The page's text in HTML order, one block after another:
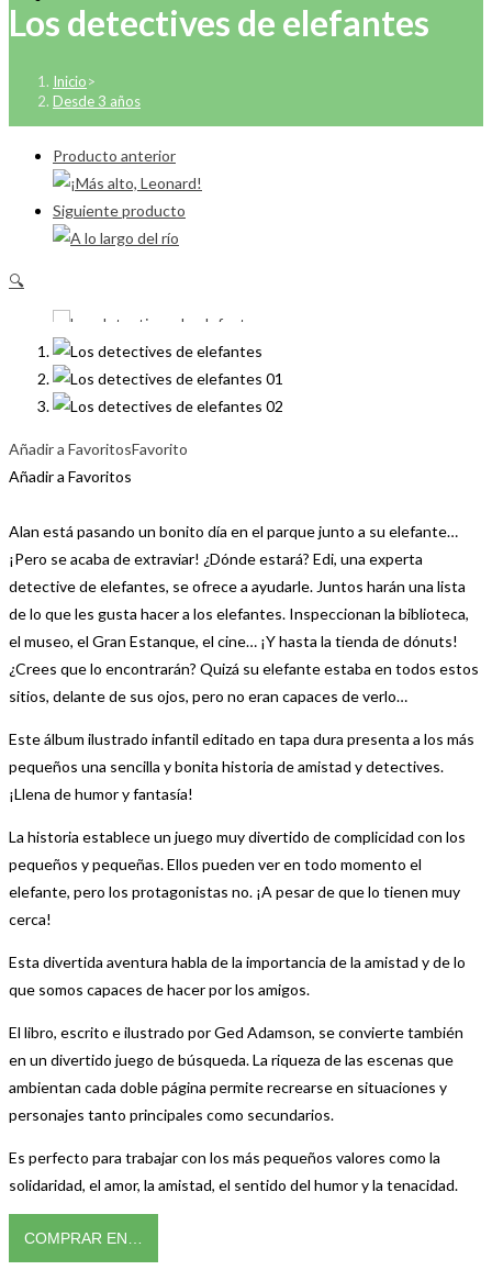
Los detectives de elefantes
Inicio>
Desde 3 años
Producto anterior
Siguiente producto
🔍
Añadir a FavoritosFavorito
Añadir a Favoritos
Alan está pasando un bonito día en el parque junto a su elefante…
¡Pero se acaba de extraviar! ¿Dónde estará? Edi, una experta
detective de elefantes, se ofrece a ayudarle. Juntos harán una lista
de lo que les gusta hacer a los elefantes. Inspeccionan la biblioteca,
el museo, el Gran Estanque, el cine… ¡Y hasta la tienda de dónuts!
¿Crees que lo encontrarán? Quizá su elefante estaba en todos estos
sitios, delante de sus ojos, pero no eran capaces de verlo…
Este álbum ilustrado infantil editado en tapa dura presenta a los más
pequeños una sencilla y bonita historia de amistad y detectives.
¡Llena de humor y fantasía!
La historia establece un juego muy divertido de complicidad con los
pequeños y pequeñas. Ellos pueden ver en todo momento el
elefante, pero los protagonistas no. ¡A pesar de que lo tienen muy
cerca!
Esta divertida aventura habla de la importancia de la amistad y de lo
que somos capaces de hacer por los amigos.
El libro, escrito e ilustrado por Ged Adamson, se convierte también
en un divertido juego de búsqueda. La riqueza de las escenas que
ambientan cada doble página permite recrearse en situaciones y
personajes tanto principales como secundarios.
Es perfecto para trabajar con los más pequeños valores como la
solidaridad, el amor, la amistad, el sentido del humor y la tenacidad.
COMPRAR EN…